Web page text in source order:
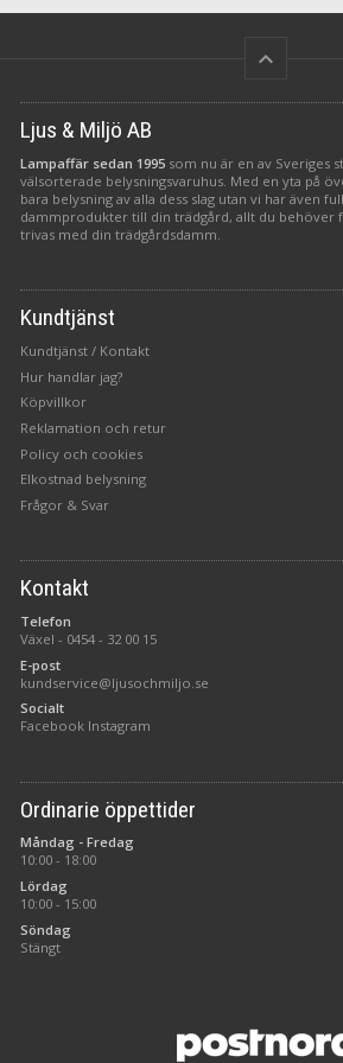
keyboard_arrow_up
Ljus & Miljö AB
Lampaffär sedan 1995 som nu är en av Sveriges
välsorterade belysningsvaruhus. Med en yta på
bara belysning av alla dess slag utan vi har även
dammprodukter till din trädgård, allt du behöver
trivas med din trädgårdsdamm.
Kundtjänst
Kundtjänst / Kontakt
Hur handlar jag?
Köpvillkor
Reklamation och retur
Policy och cookies
Elkostnad belysning
Frågor & Svar
Kontakt
Telefon
Växel - 0454 - 32 00 15
E-post
kundservice@ljusochmiljo.se
Socialt
Facebook Instagram
Ordinarie öppettider
Måndag - Fredag
10:00 - 18:00
Lördag
10:00 - 15:00
Söndag
Stängt